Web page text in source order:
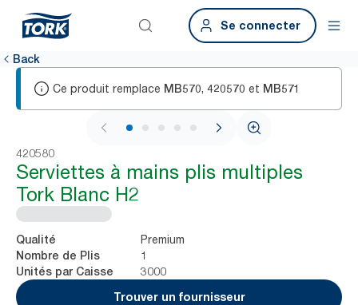
Se connecter
Back
Ce produit remplace MB570, 420570 et MB571
1 / 7
420580
Serviettes à mains plis multiples
Tork Blanc H2
Qualité Premium
Nombre de Plis 1
Unités par Caisse
3000
Trouver un fournisseur